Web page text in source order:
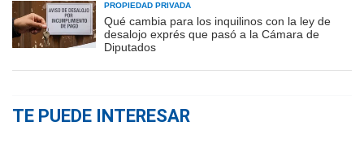
PROPIEDAD PRIVADA
Qué cambia para los inquilinos con la ley de
desalojo exprés que pasó a la Cámara de
Diputados
TE PUEDE INTERESAR